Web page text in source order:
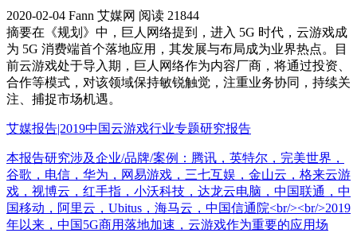
2020-02-04 Fann 艾媒网 阅读 21844
摘要在《规划》中，巨人网络提到，进入 5G 时代，云游戏成
为 5G 消费端首个落地应用，其发展与布局成为业界热点。目
前云游戏处于导入期，巨人网络作为内容厂商，将通过投资、
合作等模式，对该领域保持敏锐触觉，注重业务协同，持续关
注、捕捉市场机遇。
艾媒报告|2019中国云游戏行业专题研究报告
本报告研究涉及企业/品牌/案例：腾讯，英特尔，完美世界，
谷歌，电信，华为，网易游戏，三七互娱，金山云，格来云游
戏，视博云，红手指，小沃科技，达龙云电脑，中国联通，中
国移动，阿里云，Ubitus，海马云，中国信通院<br/><br/>2019
年以来，中国5G商用落地加速，云游戏作为重要的应用场